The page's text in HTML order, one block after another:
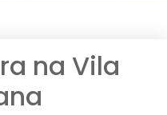
na Vila